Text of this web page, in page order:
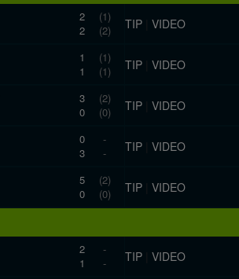
2
2
(1)
(2)
TIP VIDEO
1
1
(1)
(1)
TIP VIDEO
3
0
(2)
(0)
TIP VIDEO
0
3
-
-
TIP VIDEO
5
0
(2)
(0)
TIP VIDEO
2
1
-
-
TIP VIDEO